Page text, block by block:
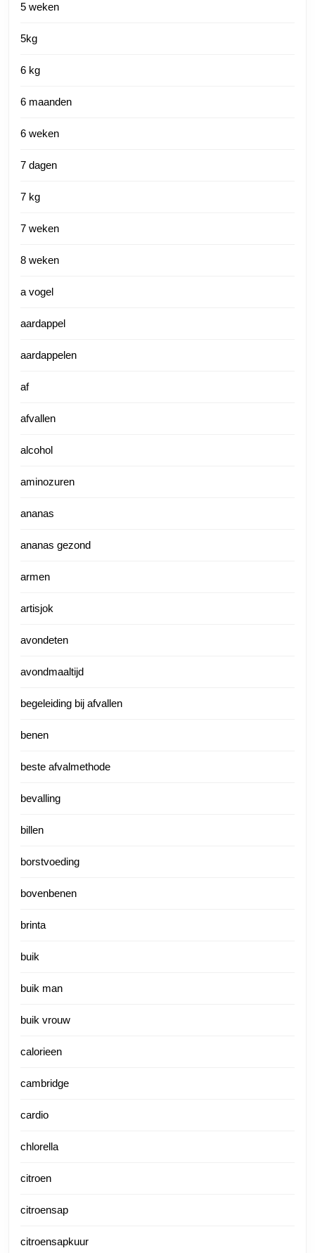
5 weken
5kg
6 kg
6 maanden
6 weken
7 dagen
7 kg
7 weken
8 weken
a vogel
aardappel
aardappelen
af
afvallen
alcohol
aminozuren
ananas
ananas gezond
armen
artisjok
avondeten
avondmaaltijd
begeleiding bij afvallen
benen
beste afvalmethode
bevalling
billen
borstvoeding
bovenbenen
brinta
buik
buik man
buik vrouw
calorieen
cambridge
cardio
chlorella
citroen
citroensap
citroensapkuur